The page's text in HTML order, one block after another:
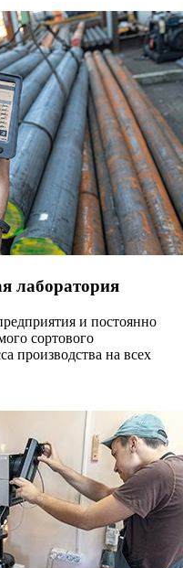
лаборатория
и постоянно
сортового
производства на всех